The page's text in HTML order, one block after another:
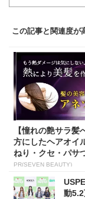
この記事と関連度が
【憧れの艶サラ髪
方にしたヘアオイ
ねり・クセ・パサ
補...
PR(SEVEN BEAUTY)
動